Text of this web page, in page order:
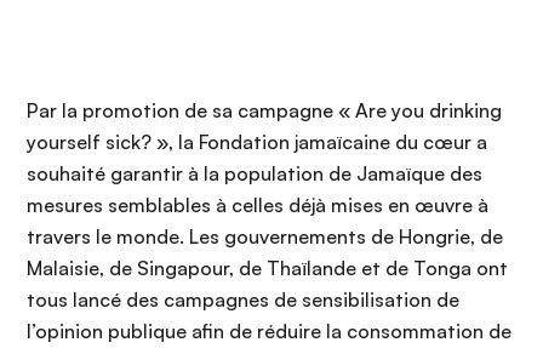
Par la promotion de sa campagne « Are you drinking
yourself sick? », la Fondation jamaïcaine du cœur a
souhaité garantir à la population de Jamaïque des
mesures semblables à celles déjà mises en œuvre à
travers le monde. Les gouvernements de Hongrie, de
Malaisie, de Singapour, de Thaïlande et de Tonga ont
tous lancé des campagnes de sensibilisation de
l’opinion publique afin de réduire la consommation de